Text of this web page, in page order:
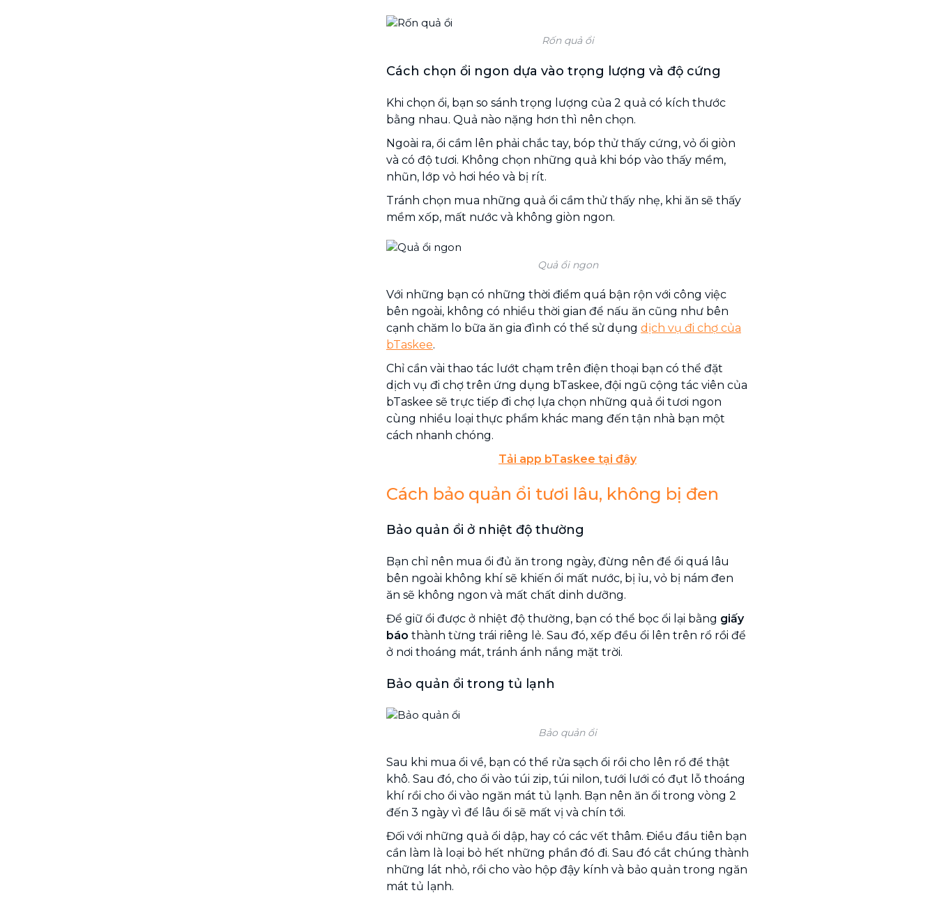
Rốn quả ổi
Cách chọn ổi ngon dựa vào trọng lượng và độ cứng
Khi chọn ổi, bạn so sánh trọng lượng của 2 quả có kích thước
bằng nhau. Quả nào nặng hơn thì nên chọn.
Ngoài ra, ổi cầm lên phải chắc tay, bóp thử thấy cứng, vỏ ổi giòn
và có độ tươi. Không chọn những quả khi bóp vào thấy mềm,
nhũn, lớp vỏ hơi héo và bị rít.
Tránh chọn mua những quả ổi cầm thử thấy nhẹ, khi ăn sẽ thấy
mềm xốp, mất nước và không giòn ngon.
Quả ổi ngon
Với những bạn có những thời điểm quá bận rộn với công việc
bên ngoài, không có nhiều thời gian để nấu ăn cũng như bên
cạnh chăm lo bữa ăn gia đình có thể sử dụng dịch vụ đi chợ của
bTaskee.
Chỉ cần vài thao tác lướt chạm trên điện thoại bạn có thể đặt
dịch vụ đi chợ trên ứng dụng bTaskee, đội ngũ cộng tác viên của
bTaskee sẽ trực tiếp đi chợ lựa chọn những quả ổi tươi ngon
cùng nhiều loại thực phẩm khác mang đến tận nhà bạn một
cách nhanh chóng.
Tải app bTaskee tại đây
Cách bảo quản ổi tươi lâu, không bị đen
Bảo quản ổi ở nhiệt độ thường
Bạn chỉ nên mua ổi đủ ăn trong ngày, đừng nên để ổi quá lâu
bên ngoài không khí sẽ khiến ổi mất nước, bị ỉu, vỏ bị nám đen
ăn sẽ không ngon và mất chất dinh dưỡng.
Để giữ ổi được ở nhiệt độ thường, bạn có thể bọc ổi lại bằng giấy
báo thành từng trái riêng lẻ. Sau đó, xếp đều ổi lên trên rổ rồi để
ở nơi thoáng mát, tránh ánh nắng mặt trời.
Bảo quản ổi trong tủ lạnh
Bảo quản ổi
Sau khi mua ổi về, bạn có thể rửa sạch ổi rồi cho lên rổ để thật
khô. Sau đó, cho ổi vào túi zip, túi nilon, tưới lưới có đụt lỗ thoáng
khí rồi cho ổi vào ngăn mát tủ lạnh. Bạn nên ăn ổi trong vòng 2
đến 3 ngày vì để lâu ổi sẽ mất vị và chín tới.
Đối với những quả ổi dập, hay có các vết thâm. Điều đầu tiên bạn
cần làm là loại bỏ hết những phần đó đi. Sau đó cắt chúng thành
những lát nhỏ, rồi cho vào hộp đậy kính và bảo quản trong ngăn
mát tủ lạnh.